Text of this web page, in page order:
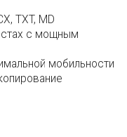
TXT, MD
с мощным
мобильности